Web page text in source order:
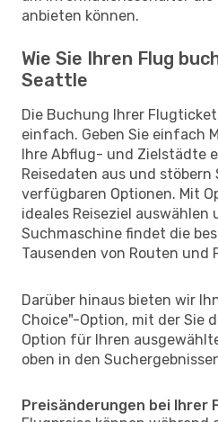
anbieten können.
Wie Sie Ihren Flug
Seattle
Die Buchung Ihrer
einfach. Geben Sie einfach
Ihre Abflug- und Zielstädte
Reisedaten aus und stöbern
verfügbaren Optionen. Mit
ideales Reiseziel auswählen
Suchmaschine findet die
Tausenden von Routen und
Darüber hinaus bieten wir
Choice"-Option, mit der Sie
Option für Ihren
oben in den
Preisänderungen bei Ihrer